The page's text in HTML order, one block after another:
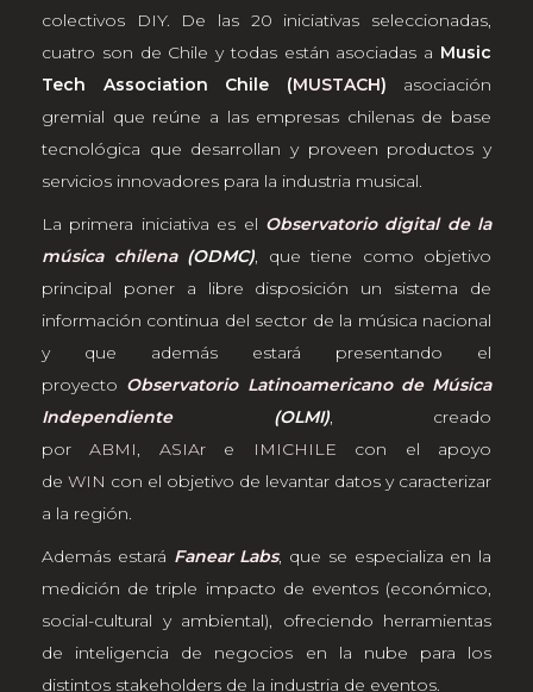
colectivos DIY. De las 20 iniciativas seleccionadas,
cuatro son de Chile y todas están asociadas a Music
Tech Association Chile (MUSTACH) asociación
gremial que reúne a las empresas chilenas de base
tecnológica que desarrollan y proveen productos y
servicios innovadores para la industria musical.
La primera iniciativa es el Observatorio digital de la
música chilena(ODMC), que tiene como objetivo
principal poner a libre disposición un sistema de
información continua del sector de la música nacional
y que además estará presentando el
proyecto Observatorio Latinoamericano de Música
Independiente(OLMI), creado
porABMI, ASIAre IMICHILE con el apoyo
de WIN con el objetivo de levantar datos y caracterizar
a la región.
Además estará Fanear Labs, que se especializa en la
medición de triple impacto de eventos (económico,
social-cultural y ambiental), ofreciendo herramientas
de inteligencia de negocios en la nube para los
distintos stakeholders de la industria de eventos.